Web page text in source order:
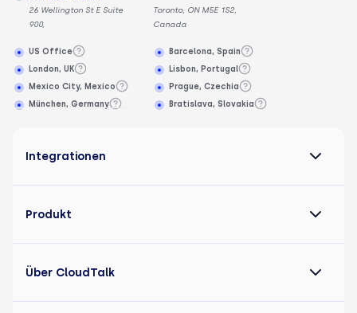
26 Wellington St E Suite
900,
Toronto, ON M5E 1S2,
Canada
US Office
London, UK
Mexico City, Mexico
München, Germany
Barcelona, Spain
Lisbon, Portugal
Prague, Czechia
Bratislava, Slovakia
Integrationen
Produkt
Über CloudTalk